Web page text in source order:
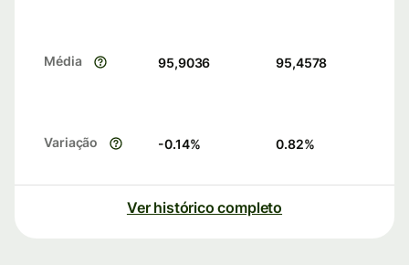
Média 95,9036 95,4578
Variação -0.14% 0.82%
Ver histórico completo